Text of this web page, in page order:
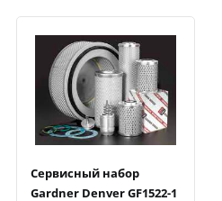
Быстрый просмотрДобавить к сравнению
Добавить в избранное
Сервисный набор
Gardner Denver GF1522-1